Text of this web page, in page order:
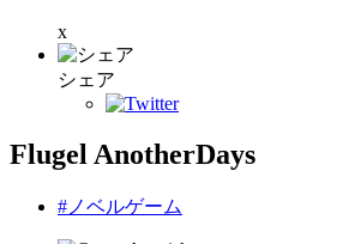
x
シェア
Flugel AnotherDays
#ノベルゲーム